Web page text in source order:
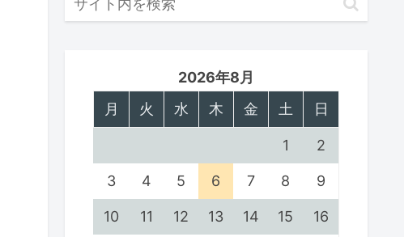
2026年8月
月
火 水 木 金 土 日
1 2
3 4 5 6 7 8 9
10 11 12 13 14 15 16